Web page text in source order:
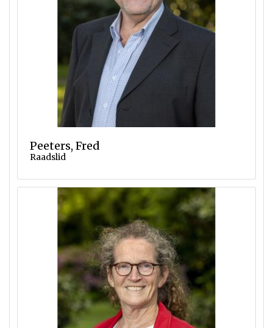
Peeters, Fred
Raadslid